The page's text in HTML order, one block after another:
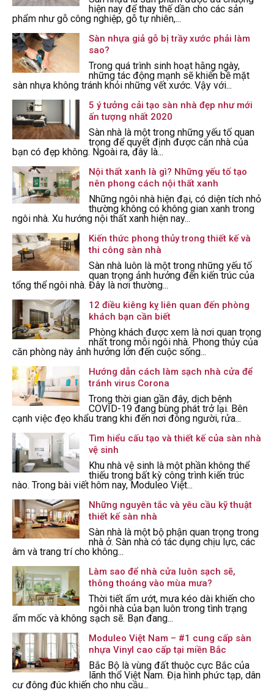
hiện nay để thay thế dần cho các sản
phẩm như gỗ công nghiệp, gỗ tự nhiên,...
Sàn nhựa giả gỗ bị trầy xước phải làm
sao?
Trong quá trình sinh hoạt hằng ngày,
những tác động mạnh sẽ khiến bề mặt
sàn nhựa không tránh khỏi những vết xước. Vậy với...
5 ý tưởng cải tạo sàn nhà đẹp như mới
ấn tượng nhất 2020
Sàn nhà là một trong những yếu tố quan
trọng để quyết định được căn nhà của
bạn có đẹp không. Ngoài ra, đây là...
Nội thất xanh là gì? Những yếu tố tạo
nên phong cách nội thất xanh
Những ngôi nhà hiện đại, có diện tích nhỏ
thường không có không gian xanh trong
ngôi nhà. Xu hướng nội thất xanh hiện nay...
Kiến thức phong thủy trong thiết kế và
thi công sàn nhà
Sàn nhà luôn là một trong những yếu tố
quan trọng ảnh hưởng đến kiến trúc của
tổng thể ngôi nhà. Đây là nơi thường...
12 điều kiêng kỵ liên quan đến phòng
khách bạn cần biết
Phòng khách được xem là nơi quan trọng
nhất trong mỗi ngôi nhà. Phong thủy của
căn phòng này ảnh hưởng lớn đến cuộc sống...
Hướng dẫn cách làm sạch nhà cửa để
tránh virus Corona
Trong thời gian gần đây, dịch bệnh
COVID-19 đang bùng phát trở lại. Bên
cạnh việc đẹo khẩu trang khi đến nơi đông người, rửa...
Tìm hiểu cấu tạo và thiết kế của sàn nhà
vệ sinh
Khu nhà vệ sinh là một phần không thể
thiếu trong bất kỳ công trình kiến trúc
nào. Trong bài viết hôm nay, Moduleo Việt...
Những nguyên tắc và yêu cầu kỹ thuật
thiết kế sàn nhà
Sàn nhà là một bộ phận quan trọng trong
nhà ở. Sàn nhà có tác dụng chịu lực, các
âm và trang trí cho không...
Làm sao để nhà cửa luôn sạch sẽ,
thông thoáng vào mùa mưa?
Thời tiết ẩm ướt, mưa kéo dài khiến cho
ngôi nhà của bạn luôn trong tình trạng
ẩm mốc và không sạch sẽ. Bạn đang...
Moduleo Việt Nam – #1 cung cấp sàn
nhựa Vinyl cao cấp tại miền Bắc
Bắc Bộ là vùng đất thuộc cực Bắc của
lãnh thổ Việt Nam. Địa hình phức tạp, dân
cư đông đúc khiến cho nhu cầu...